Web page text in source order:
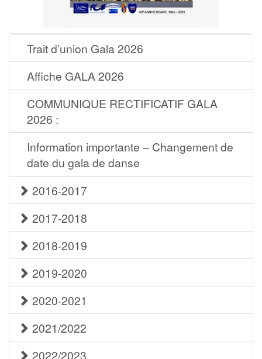
Trait d’union Gala 2026
Affiche GALA 2026
COMMUNIQUE RECTIFICATIF GALA
2026 :
Information importante – Changement de
date du gala de danse
2016-2017
2017-2018
2018-2019
2019-2020
2020-2021
2021/2022
2022/2023